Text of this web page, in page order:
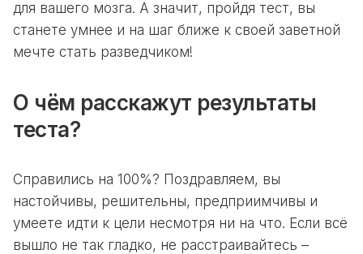
для вашего мозга. А значит, пройдя тест, вы
станете умнее и на шаг ближе к своей заветной
мечте стать разведчиком!
О чём расскажут результаты
теста?
Справились на 100%? Поздравляем, вы
настойчивы, решительны, предприимчивы и
умеете идти к цели несмотря ни на что. Если всё
вышло не так гладко, не расстраивайтесь –